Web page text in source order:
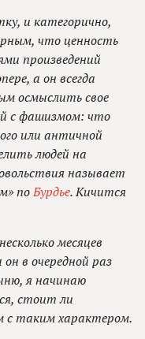
и категорично,
что ценность
произведений
а он всегда
осмыслить свое
с фашизмом: что
или античной
людей на
называет
поБурдье. Кичится
месяцев
в очередной раз
я начинаю
стоит ли
с таким характером.